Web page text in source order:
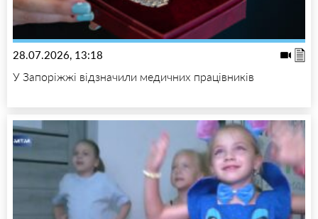
28.07.2026, 13:18
У Запоріжжі відзначили медичних працівників